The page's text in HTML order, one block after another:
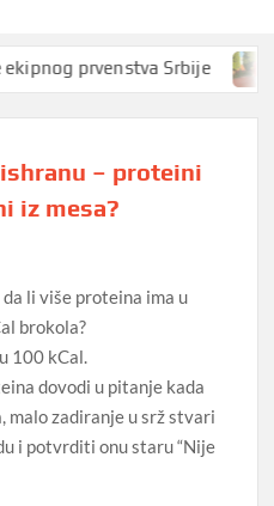
prvenstva Srbije
– proteini
iz mesa?
li više proteina ima u
brokola?
100 kCal.
dovodi u pitanje kada
malo zadiranje u srž stvari
i potvrditi onu staru “Nije